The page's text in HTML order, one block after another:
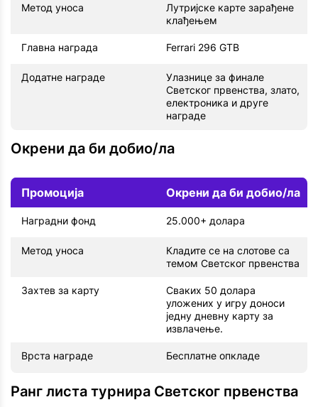
Метод уноса
Лутријске карте зарађене
клађењем
Главна награда Ferrari 296 GTB
Додатне награде
Улазнице за финале
Светског првенства, злато,
електроника и друге
награде
Окрени да би добио/ла
Промоција Окрени да би добио/ла
Наградни фонд 25.000+ долара
Метод уноса
Кладите се на слотове са
темом Светског првенства
Захтев за карту
Сваких 50 долара
уложених у игру доноси
једну дневну карту за
извлачење.
Врста награде Бесплатне опкладе
Ранг листа турнира Светског првенства